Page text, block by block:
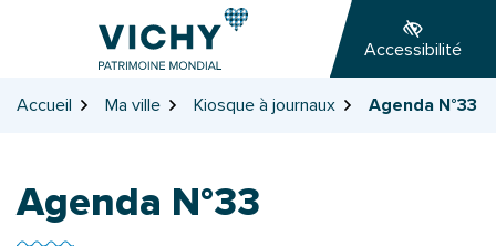
page
Accessibilité
Accueil Ma ville Kiosque à journaux Agenda N°33
Agenda N°33